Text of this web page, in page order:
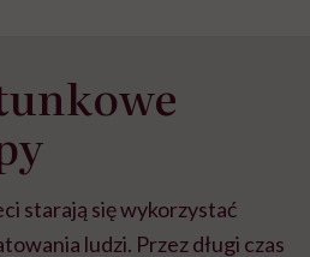
starają się wykorzystać
ludzi. Przez długi czas